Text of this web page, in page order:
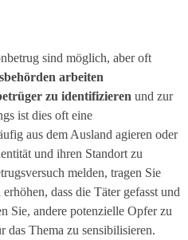
sind möglich, aber oft
arbeiten
zu identifizieren und zur
ist dies oft eine
aus dem Ausland agieren oder
und ihren Standort zu
melden, tragen Sie
dass die Täter gefasst und
Sie, andere potenzielle Opfer zu
Thema zu sensibilisieren.